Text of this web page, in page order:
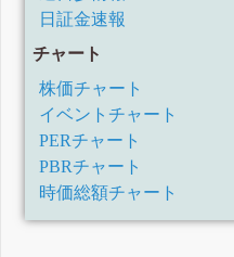
日証金速報
チャート
株価チャート
イベントチャート
PERチャート
PBRチャート
時価総額チャート